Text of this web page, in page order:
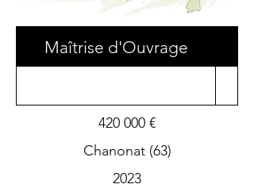
Maîtrise d'Ouvrage
420 000 €
Chanonat (63)
2023